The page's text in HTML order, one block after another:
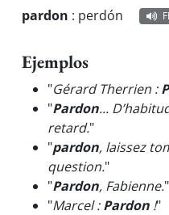
pardon : perdón
Ejemplos
"Gérard Therrien :
"Pardon...
retard."
"pardon, laissez
question."
"Pardon, Fabienne."
"Marcel :Pardon !"